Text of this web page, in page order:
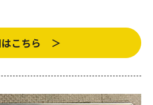
はこちら ＞